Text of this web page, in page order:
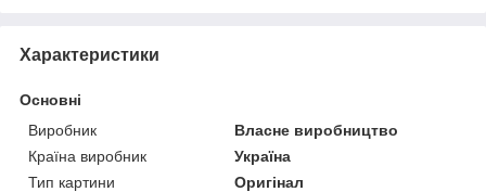
Характеристики
Основні
Виробник
Власне виробництво
Країна виробник
Україна
Тип картини
Оригінал